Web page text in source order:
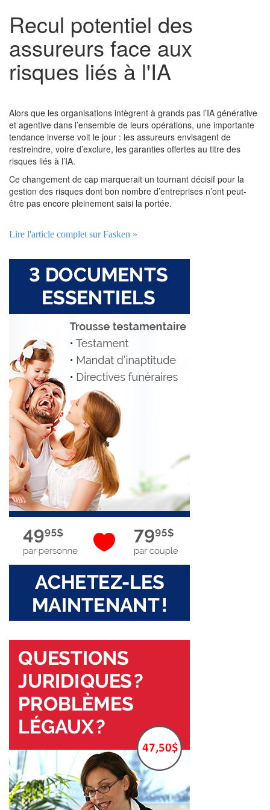
Recul potentiel des
assureurs face aux
risques liés à l'IA
Alors que les organisations intègrent à grands pas l’IA générative
et agentive dans l’ensemble de leurs opérations, une importante
tendance inverse voit le jour : les assureurs envisagent de
restreindre, voire d’exclure, les garanties offertes au titre des
risques liés à l’IA.
Ce changement de cap marquerait un tournant décisif pour la
gestion des risques dont bon nombre d’entreprises n’ont peut-
être pas encore pleinement saisi la portée.
Lire l'article complet sur Fasken »